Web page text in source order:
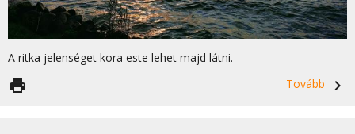
A ritka jelenséget kora este lehet majd látni.
Tovább
navigate_next
print